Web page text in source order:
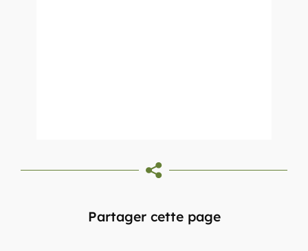
Partager cette page